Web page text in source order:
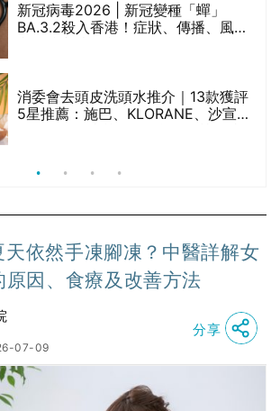
新冠病毒2026 | 新冠變種「蟬」
BA.3.2殺入香港！症狀、傳播、風險
消委會去頭皮洗頭水推介｜13款獲評
5星推薦：施巴、KLORANE、沙宣、
依然手凍腳凍？中醫詳解女
原因、食療及改善方法
07-09
分享